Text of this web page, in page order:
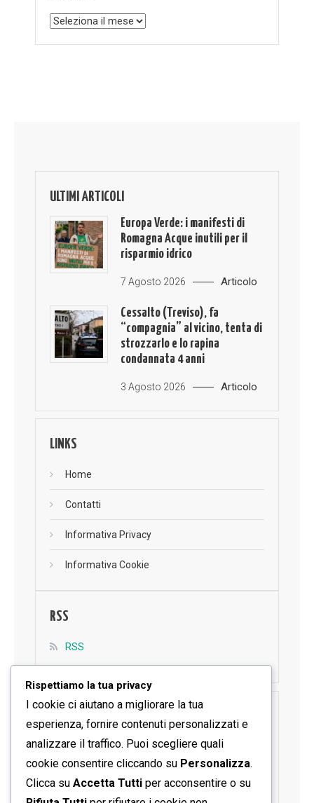
Archivio
ULTIMI ARTICOLI
Europa Verde: i manifesti di
Romagna Acque inutili per il
risparmio idrico
7 Agosto 2026 Articolo
Cessalto (Treviso), fa
“compagnia” al vicino, tenta di
strozzarlo e lo rapina
condannata 4 anni
3 Agosto 2026 Articolo
LINKS
Home
Contatti
Informativa Privacy
Informativa Cookie
RSS
RSS
SEGUICI SU FACEBOOK
Rispettiamo la tua privacy
I cookie ci aiutano a migliorare la tua
esperienza, fornire contenuti personalizzati e
analizzare il traffico. Puoi scegliere quali
cookie consentire cliccando su Personalizza.
Clicca su Accetta Tutti per acconsentire o su